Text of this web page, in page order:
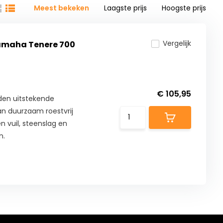
Meest bekeken Laagste prijs Hoogste prijs
Tenere 700
uitstekende
duurzaam roestvrij
vuil, steenslag en
Vergelijk
€ 105,95